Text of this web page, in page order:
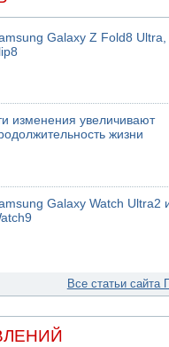
Galaxy Z Fold8 Ultra,
изменения увеличивают
жизни
Galaxy Watch Ultra2
Все статьи сайта